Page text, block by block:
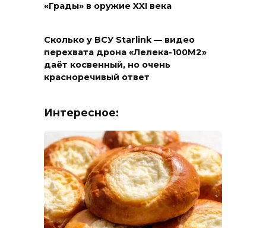
«Грады» в оружие XXI века
Сколько у ВСУ Starlink — видео
перехвата дрона «Лелека-100М2»
даёт косвенный, но очень
красноречивый ответ
Интересное: